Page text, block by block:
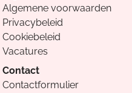
Algemene voorwaarden
Privacybeleid
Cookiebeleid
Vacatures
Contact
Contactformulier